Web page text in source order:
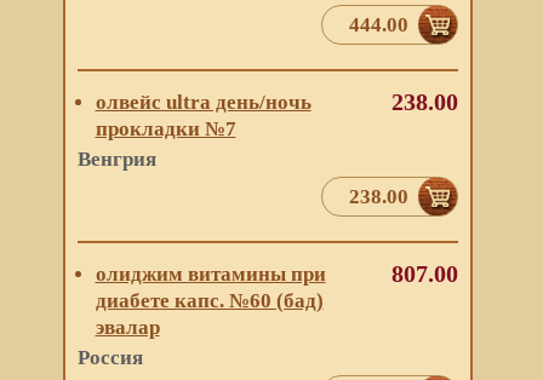
444.00
олвейс ultra день/ночь
прокладки №7
Венгрия
238.00
238.00
олиджим витамины при
диабете капс. №60 (бад)
эвалар
Россия
807.00